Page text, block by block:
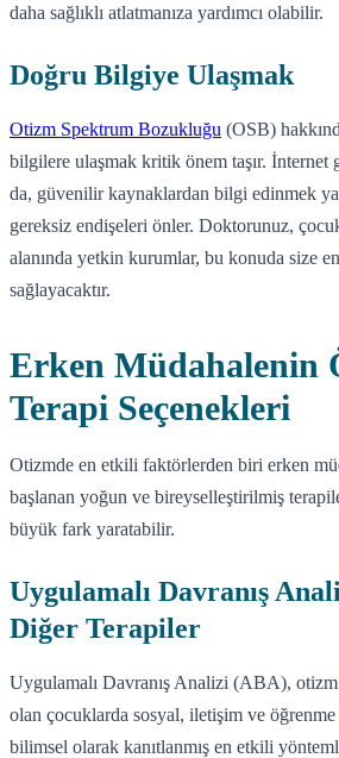
daha sağlıklı atlatmanıza yardımcı olabilir.
Doğru Bilgiye Ulaşmak
Otizm Spektrum Bozukluğu (OSB)
bilgilere ulaşmak kritik önem taşır. İnternet
da, güvenilir kaynaklardan bilgi edinmek
gereksiz endişeleri önler. Doktorunuz,
alanında yetkin kurumlar, bu konuda size
sağlayacaktır.
Erken Müdahalenin
Terapi Seçenekleri
Otizmde en etkili faktörlerden biri erken
başlanan yoğun ve bireyselleştirilmiş
büyük fark yaratabilir.
Uygulamalı Davranış
Diğer Terapiler
Uygulamalı Davranış Analizi (ABA),
olan çocuklarda sosyal, iletişim ve
bilimsel olarak kanıtlanmış en etkili